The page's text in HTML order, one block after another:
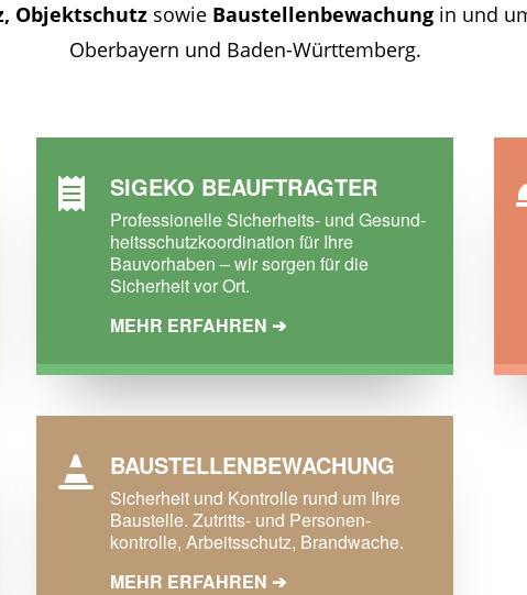
Objektschutzsowie Baustellenbewachungin und
Oberbayern und Baden-Württemberg.
 SIGEKO BEAUFTRAGTER
Professionelle Sicherheits- und Gesund­
heits­schutz­koordi­nation für Ihre
Bauvorhaben – wir sorgen für die
Sicherheit vor Ort.
MEHR ERFAHREN ➔
 BAUSTELLEN­BEWACHUNG
Sicherheit und Kontrolle rund um Ihre
Baustelle. Zutritts- und Personen­
kontrolle, Arbeitsschutz, Brandwache.
MEHR ERFAHREN ➔